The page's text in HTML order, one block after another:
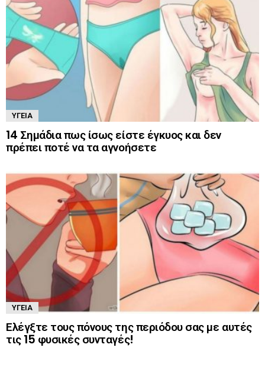
ΥΓΕΊΑ
14 Σημάδια πως ίσως είστε έγκυος και δεν
πρέπει ποτέ να τα αγνοήσετε
ΥΓΕΊΑ
Ελέγξτε τους πόνους της περιόδου σας με αυτές
τις 15 φυσικές συνταγές!